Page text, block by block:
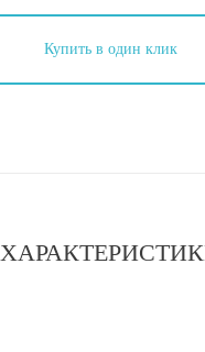
Купить в один клик